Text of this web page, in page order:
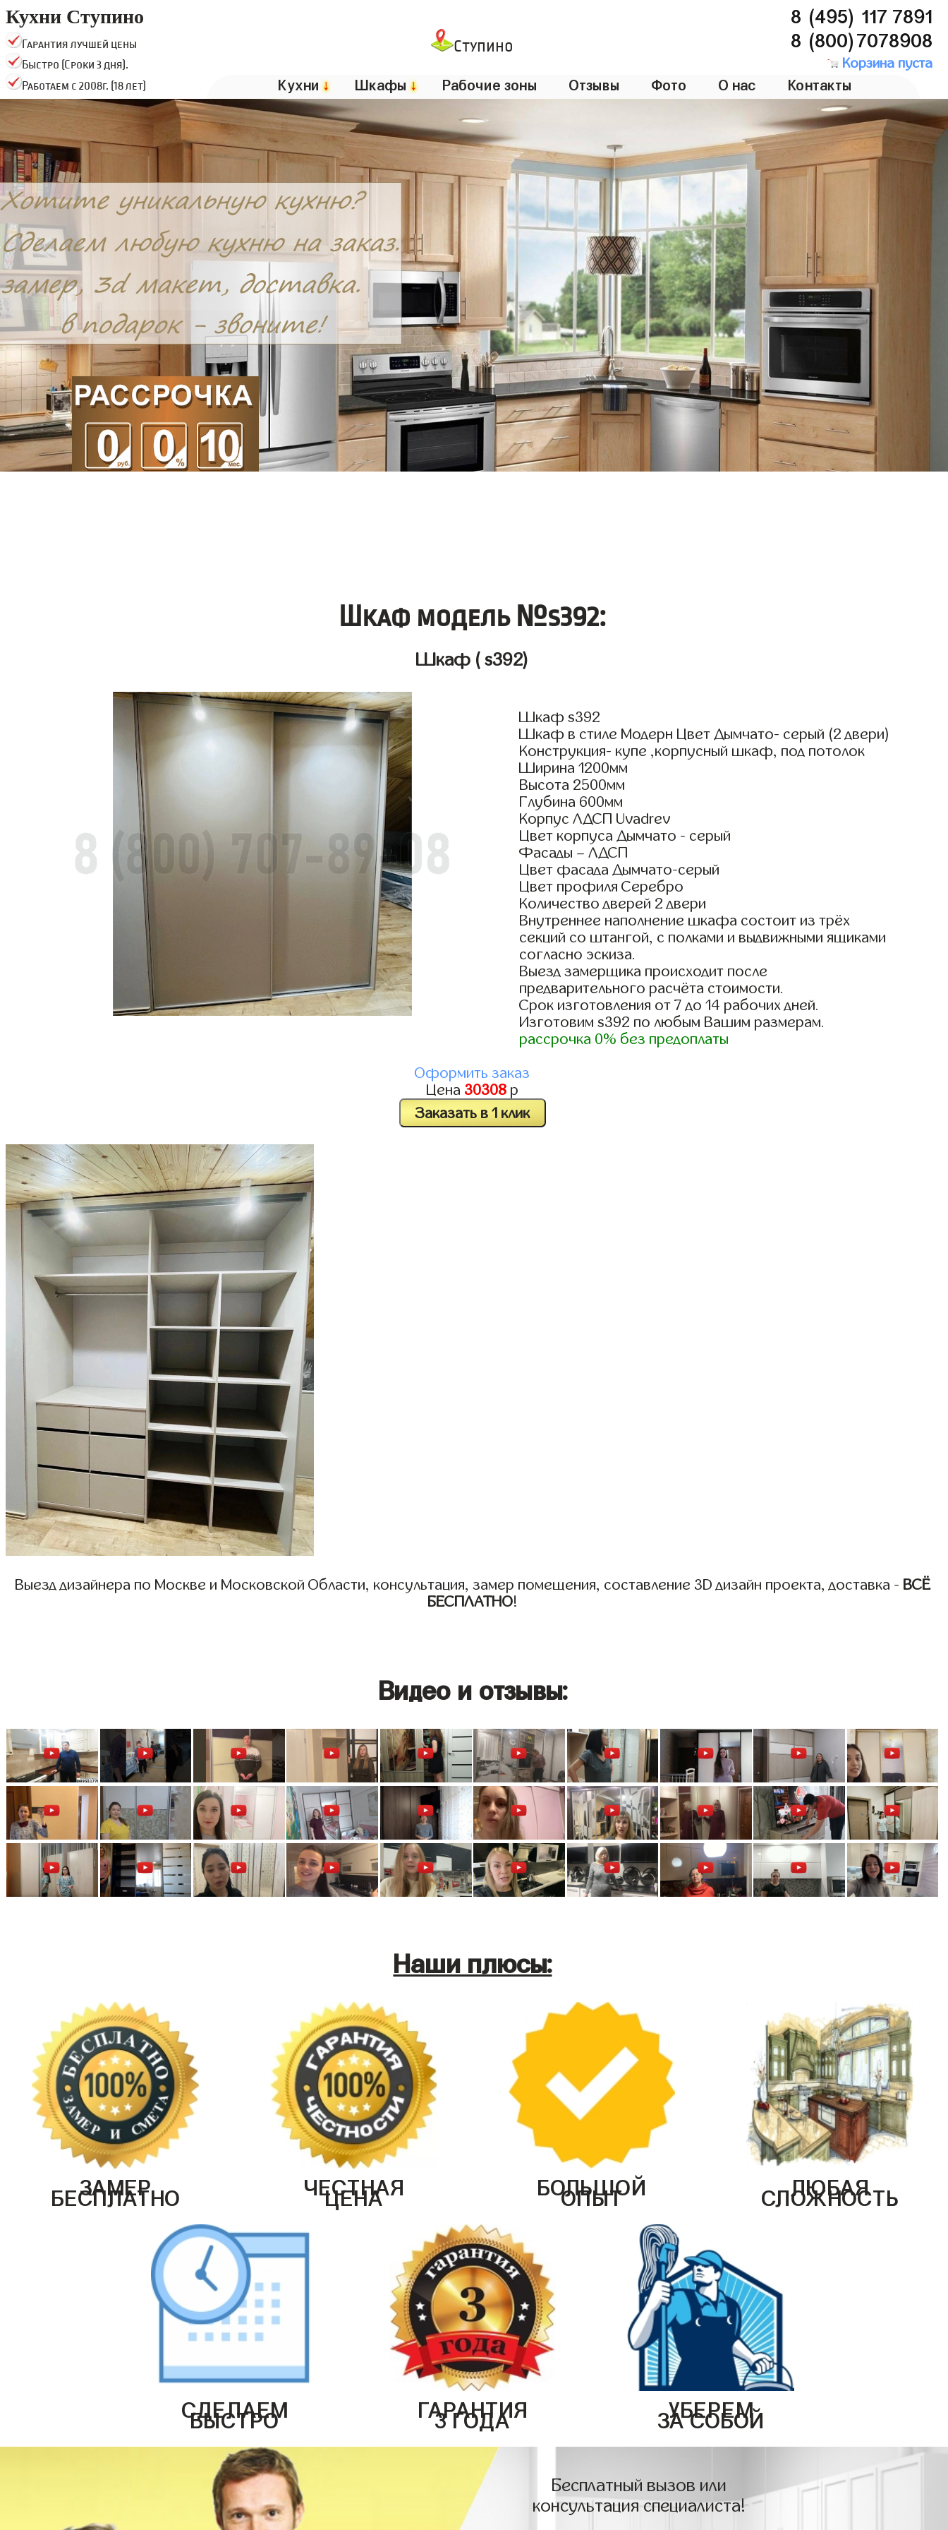
Кухни Ступино
Гарантия лучшей цены
Быстро (Сроки 3 дня).
Работаем с 2008г. (18 лет)
Ступино
8 (495) 117 7891
8 (800)7078908
Корзина пуста
Кухни↓ Шкафы↓ Рабочие зоны Отзывы Фото О нас Контакты
Шкаф модель №s392:
Шкаф ( s392)
Шкаф s392
Шкаф в стиле Модерн Цвет Дымчато- серый (2 двери)
Конструкция- купе ,корпусный шкаф, под потолок
Ширина 1200мм
Высота 2500мм
Глубина 600мм
Корпус ЛДСП Uvadrev
Цвет корпуса Дымчато - серый
Фасады – ЛДСП
Цвет фасада Дымчато-серый
Цвет профиля Серебро
Количество дверей 2 двери
Внутреннее наполнение шкафа состоит из трёх
секций со штангой, с полками и выдвижными ящиками
согласно эскиза.
Выезд замерщика происходит после
предварительного расчёта стоимости.
Срок изготовления от 7 до 14 рабочих дней.
Изготовим s392 по любым Вашим размерам.
рассрочка 0% без предоплаты
Оформить заказ
Цена 30308 р
Заказать в 1 клик
Выезд дизайнера по Москве и Московской Области, консультация, замер помещения, составление 3D дизайн проекта, доставка - ВСЁ
БЕСПЛАТНО!
Видео и отзывы:
Наши плюсы:
ЗАМЕР
БЕСПЛАТНО ЧЕСТНАЯ
ЦЕНА БОЛЬШОЙ
ОПЫТ ЛЮБАЯ
СЛОЖНОСТЬ
СДЕЛАЕМ
БЫСТРО ГАРАНТИЯ
3 ГОДА УБЕРЕМ
ЗА СОБОЙ
Бесплатный вызов или
консультация специалиста!